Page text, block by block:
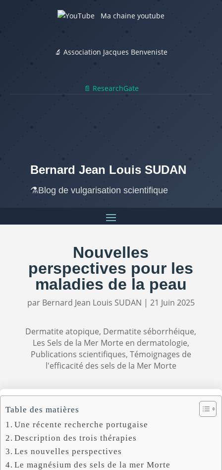
Ma chaine youtube
🔬 Association Jacques Benveniste
📄 ResearchGate
Bernard Jean Louis SUDAN
⚗️Blog de vulgarisation scientifique
Nouvelles
perspectives pour les
maladies de la peau
par Bernard Jean Louis SUDAN | 21 Juin 2025
Dermatite atopique, Dermatite séborrhéique,
Les Sels de la Mer Morte en dermatologie,
Publications scientifiques, Témoignages de
l'efficacité des sels de la Mer Morte
Table des matières
Une récente recherche portugaise
Description des trois thérapies
Les nouvelles perspectives
Le magnésium des sels de la mer Morte